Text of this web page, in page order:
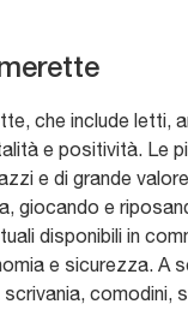
che include
e positività. Le
e di grande
giocando e
disponibili in
e sicurezza. A
comodini,